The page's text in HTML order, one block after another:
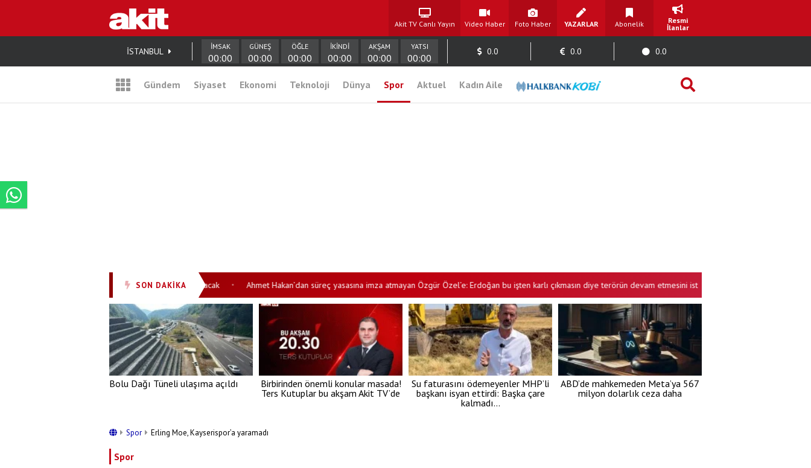
Akit TV Canlı Yayın Video Haber Foto Haber YAZARLAR Abonelik
Resmi
İlanlar
İSTANBUL İMSAK
00:00
GÜNEŞ
00:00
ÖĞLE
00:00
İKİNDİ
00:00
AKŞAM
00:00
YATSI
00:00
0.0 0.0 0.0
Gündem Siyaset Ekonomi Teknoloji Dünya Spor Aktuel Kadın Aile
SON DAKİKA
İspanya Süper Kupası İstanbul’da oynanacak • Ahmet Hakan’dan süreç yasasına imza atmayan Özgür Özel’e: Erdoğan bu işten karlı çıkmasın diye terörün devam etmesini ister bunlar!
Bolu Dağı Tüneli ulaşıma açıldı
Birbirinden önemli konular masada!
Ters Kutuplar bu akşam Akit TV’de
Su faturasını ödemeyenler MHP’li
başkanı isyan ettirdi: Başka çare
kalmadı…
ABD’de mahkemeden Meta’ya 567
milyon dolarlık ceza daha
Spor Erling Moe, Kayserispor’a yaramadı
Spor